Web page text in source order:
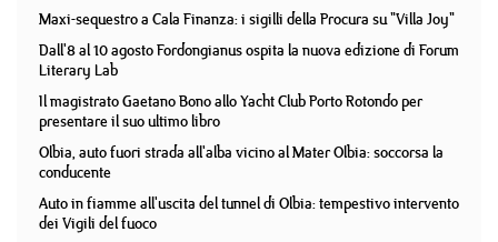
Maxi-sequestro a Cala Finanza: i sigilli della Procura su "Villa Joy"
Dall'8 al 10 agosto Fordongianus ospita la nuova edizione di Forum
Literary Lab
Il magistrato Gaetano Bono allo Yacht Club Porto Rotondo per
presentare il suo ultimo libro
Olbia, auto fuori strada all'alba vicino al Mater Olbia: soccorsa la
conducente
Auto in fiamme all'uscita del tunnel di Olbia: tempestivo intervento
dei Vigili del fuoco